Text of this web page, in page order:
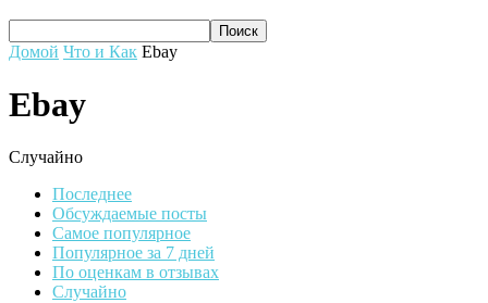
Домой Что и Как Ebay
Ebay
Случайно
Последнее
Обсуждаемые посты
Самое популярное
Популярное за 7 дней
По оценкам в отзывах
Случайно